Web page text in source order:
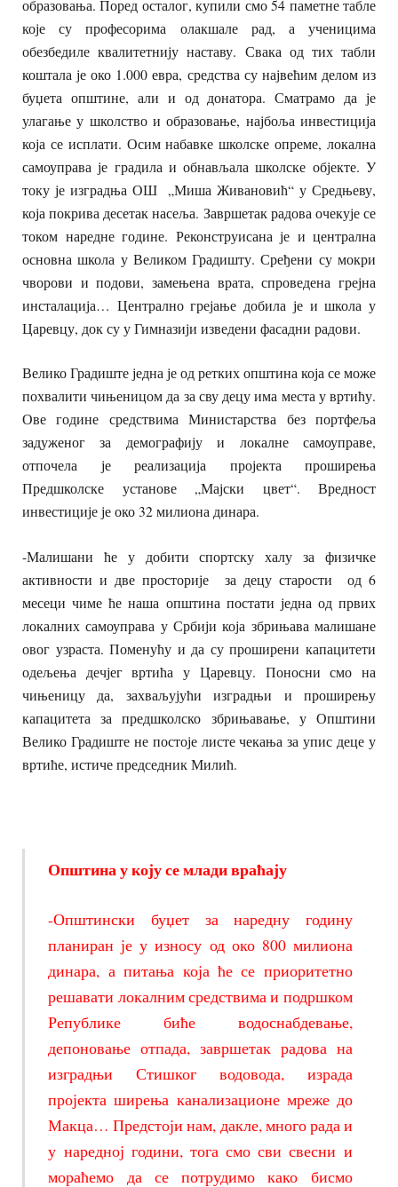
образовања. Поред осталог, купили смо 54 паметне табле
које су професорима олакшале рад, а ученицима
обезбедиле квалитетнију наставу. Свака од тих табли
коштала је око 1.000 евра, средства су највећим делом из
буџета општине, али и од донатора. Сматрамо да је
улагање у школство и образовање, најбоља инвестиција
која се исплати. Осим набавке школске опреме, локална
самоуправа је градила и обнављала школске објекте. У
току је изградња ОШ „Миша Живановић“ у Средњеву,
која покрива десетак насеља. Завршетак радова очекује се
током наредне године. Реконструисана је и централна
основна школа у Великом Градишту. Сређени су мокри
чворови и подови, замењена врата, спроведена грејна
инсталација… Централно грејање добила је и школа у
Царевцу, док су у Гимназији изведени фасадни радови.
Велико Градиште једна је од ретких општина која се може
похвалити чињеницом да за сву децу има места у вртићу.
Ове године средствима Министарства без портфеља
задуженог за демографију и локалне самоуправе,
отпочела је реализација пројекта проширења
Предшколске установе „Мајски цвет“. Вредност
инвестиције је око 32 милиона динара.
-Малишани ће у добити спортску халу за физичке
активности и две просторије за децу старости од 6
месеци чиме ће наша општина постати једна од првих
локалних самоуправа у Србији која збрињава малишане
овог узраста. Поменућу и да су проширени капацитети
одељења дечјег вртића у Царевцу. Поносни смо на
чињеницу да, захваљујући изградњи и проширењу
капацитета за предшколско збрињавање, у Општини
Велико Градиште не постоје листе чекања за упис деце у
вртиће, истиче председник Милић.
Општина у коју се млади враћају
-Општински буџет за наредну годину
планиран је у износу од око 800 милиона
динара, а питања која ће се приоритетно
решавати локалним средствима и подршком
Републике биће водоснабдевање,
депоновање отпада, завршетак радова на
изградњи Стишког водовода, израда
пројекта ширења канализационе мреже до
Макца… Предстоји нам, дакле, много рада и
у наредној години, тога смо сви свесни и
мораћемо да се потрудимо како бисмо